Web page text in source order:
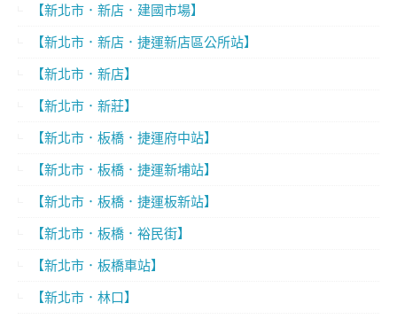
【新北市．新店．建國市場】
【新北市．新店．捷運新店區公所站】
【新北市．新店】
【新北市．新莊】
【新北市．板橋．捷運府中站】
【新北市．板橋．捷運新埔站】
【新北市．板橋．捷運板新站】
【新北市．板橋．裕民街】
【新北市．板橋車站】
【新北市．林口】